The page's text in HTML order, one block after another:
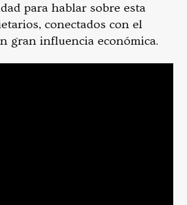
para hablar sobre esta
conectados con el
gran influencia económica.